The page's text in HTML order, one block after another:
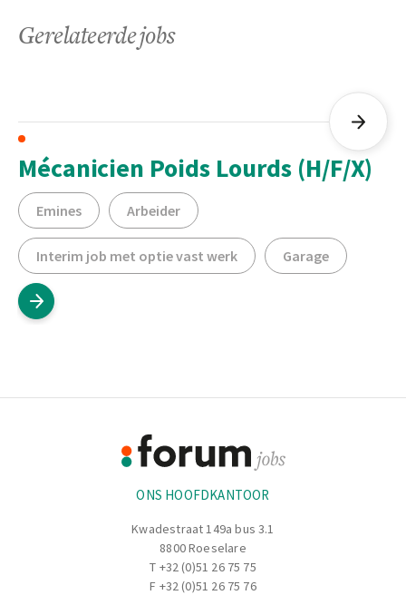
Gerelateerde jobs
Mécanicien Poids Lourds (H/F/X)
Emines Arbeider
Interim job met optie vast werk Garage
ONS HOOFDKANTOOR
Kwadestraat 149a bus 3.1
8800 Roeselare
T +32 (0)51 26 75 75
F +32 (0)51 26 75 76